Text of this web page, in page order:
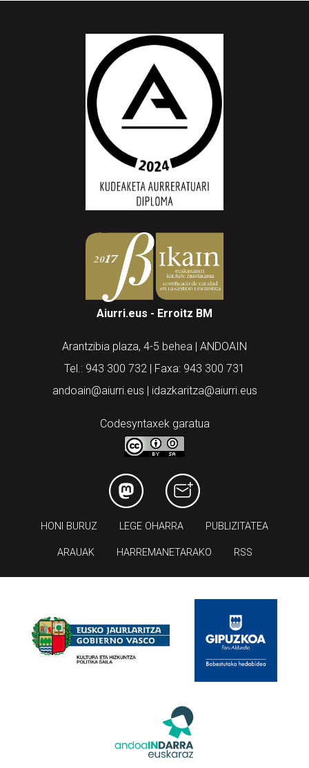
Aiurri.eus - Erroitz BM
Arantzibia plaza, 4-5 behea | ANDOAIN
Tel.: 943 300 732 | Faxa: 943 300 731
andoain@aiurri.eus | idazkaritza@aiurri.eus
Codesyntaxek garatua
HONI BURUZ LEGE OHARRA PUBLIZITATEA
ARAUAK HARREMANETARAKO RSS